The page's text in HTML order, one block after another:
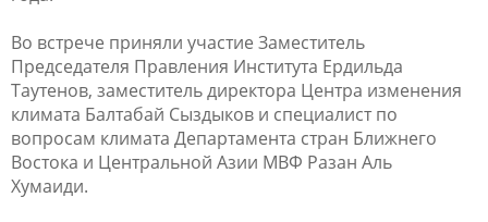
Во встрече приняли участие Заместитель
Председателя Правления Института Ердильда
Таутенов, заместитель директора Центра изменения
климата Балтабай Сыздыков и специалист по
вопросам климата Департамента стран Ближнего
Востока и Центральной Азии МВФ Разан Аль
Хумаиди.